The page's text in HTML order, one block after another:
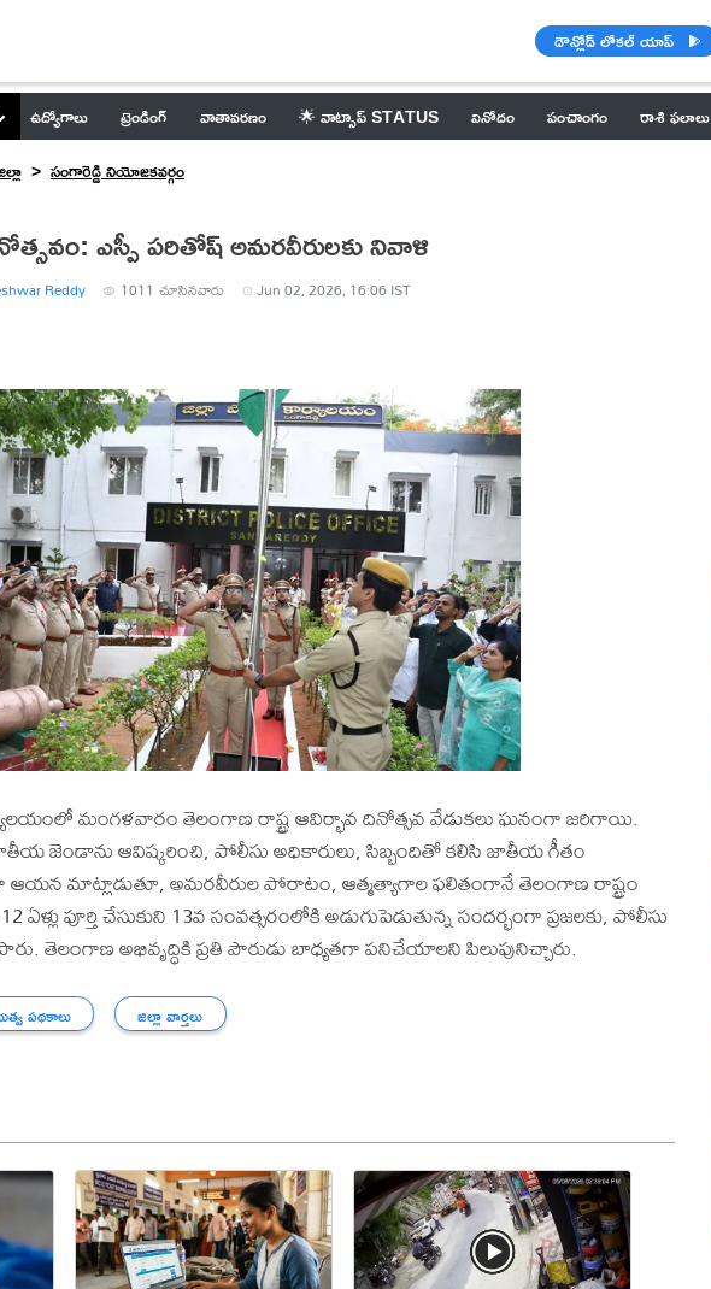
డౌన్లోడ్ లోకల్ యాప్
ఉద్యోగాలు ట్రెండింగ్ వాతావరణం 🌟 వాట్సాప్ STATUS వినోదం పంచాంగం రాశి ఫలాలు
సంగారెడ్డి నియోజకవర్గం
ఎస్పీ పరితోష్ అమరవీరులకు నివాళి
Reddy 1011 చూసినవారు Jun 02, 2026, 16:06 IST
మంగళవారం తెలంగాణ రాష్ట్ర ఆవిర్భావ దినోత్సవ వేడుకలు ఘనంగా జరిగాయి.
జెండాను ఆవిష్కరించి, పోలీసు అధికారులు, సిబ్బందితో కలిసి జాతీయ గీతం
ఆయన మాట్లాడుతూ, అమరవీరుల పోరాటం, ఆత్మత్యాగాల ఫలితంగానే తెలంగాణ రాష్ట్రం
ఏళ్లు పూర్తి చేసుకుని 13వ సంవత్సరంలోకి అడుగుపెడుతున్న సందర్భంగా ప్రజలకు, పోలీసు
తెలంగాణ అభివృద్ధికి ప్రతి పౌరుడు బాధ్యతగా పనిచేయాలని పిలుపునిచ్చారు.
పథకాలు జిల్లా వార్తలు